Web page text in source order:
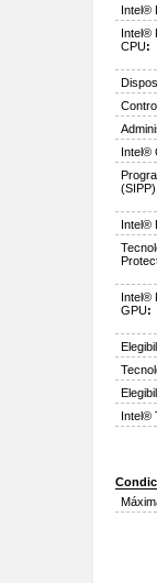
Intel®
Intel®
CPU:
Intel®
(SIPP)
Intel®
Intel®
GPU:
Intel®